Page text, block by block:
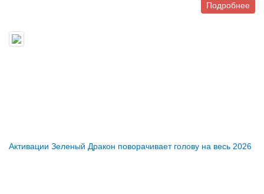
Подробнее
Активации Зеленый Дракон поворачивает голову на весь 2026